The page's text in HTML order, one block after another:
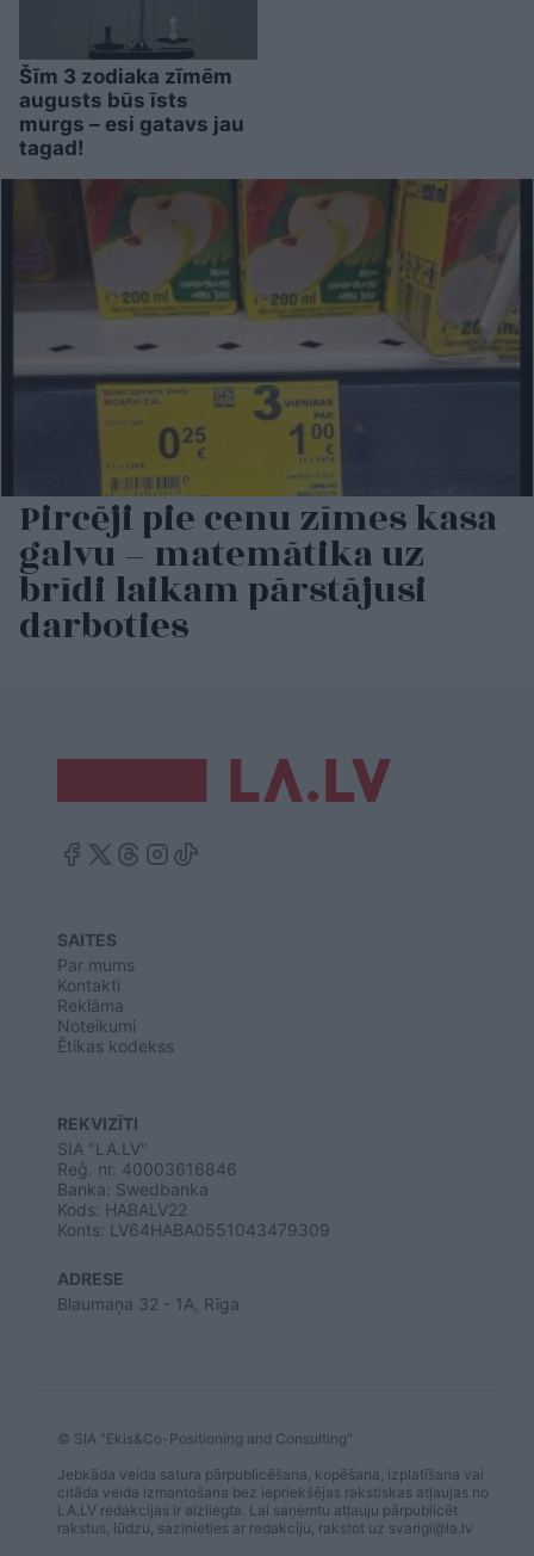
Šīm 3 zodiaka zīmēm
augusts būs īsts
murgs – esi gatavs jau
tagad!
Pircēji pie cenu zīmes kasa
galvu – matemātika uz
brīdi laikam pārstājusi
darboties
SAITES
Par mums
Kontakti
Reklāma
Noteikumi
Ētikas kodekss
REKVIZĪTI
SIA "LA.LV"
Reģ. nr. 40003616846
Banka: Swedbanka
Kods: HABALV22
Konts: LV64HABA0551043479309
ADRESE
Blaumaņa 32 - 1A, Rīga
© SIA "Ekis&Co-Positioning and Consulting"
Jebkāda veida satura pārpublicēšana, kopēšana, izplatīšana vai
citāda veida izmantošana bez iepriekšējas rakstiskas atļaujas no
LA.LV redakcijas ir aizliegta. Lai saņemtu atļauju pārpublicēt
rakstus, lūdzu, sazinieties ar redakciju, rakstot uz svarigi@la.lv